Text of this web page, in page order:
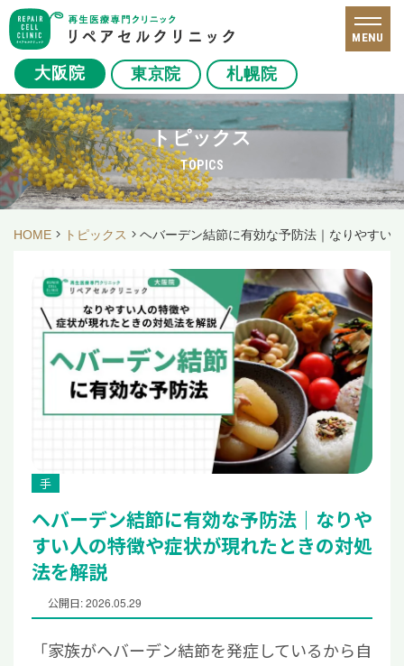
大阪院 東京院 札幌院
MENU
トピックス
TOPICS
HOME トピックス ヘバーデン結節に有効な予防法｜なりやすい
手
ヘバーデン結節に有効な予防法｜なりや
すい人の特徴や症状が現れたときの対処
法を解説
公開日: 2026.05.29
「家族がヘバーデン結節を発症しているから自